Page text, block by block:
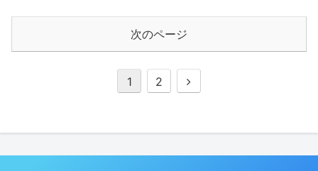
次のページ
1 2
次